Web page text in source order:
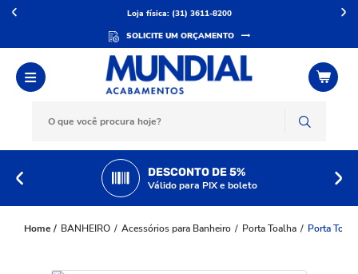
Loja física: (31) 3611-8200
SOLICITE UM ORÇAMENTO
DESCONTO DE 5%
Válido para PIX e boleto
BANHEIRO Acessórios para Banheiro Porta Toalha Porta